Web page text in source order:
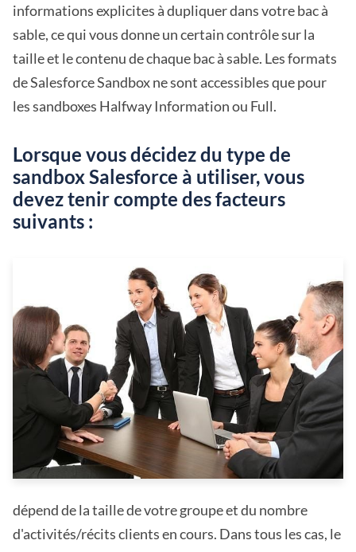
informations explicites à dupliquer dans votre bac à
sable, ce qui vous donne un certain contrôle sur la
taille et le contenu de chaque bac à sable. Les formats
de Salesforce Sandbox ne sont accessibles que pour
les sandboxes Halfway Information ou Full.
Lorsque vous décidez du type de
sandbox Salesforce à utiliser, vous
devez tenir compte des facteurs
suivants :
dépend de la taille de votre groupe et du nombre
d'activités/récits clients en cours. Dans tous les cas, le